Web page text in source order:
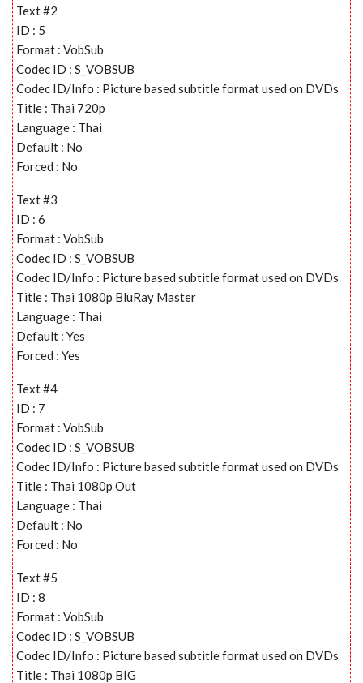
Text #2
ID : 5
Format : VobSub
Codec ID : S_VOBSUB
Codec ID/Info : Picture based subtitle format used on DVDs
Title : Thai 720p
Language : Thai
Default : No
Forced : No
Text #3
ID : 6
Format : VobSub
Codec ID : S_VOBSUB
Codec ID/Info : Picture based subtitle format used on DVDs
Title : Thai 1080p BluRay Master
Language : Thai
Default : Yes
Forced : Yes
Text #4
ID : 7
Format : VobSub
Codec ID : S_VOBSUB
Codec ID/Info : Picture based subtitle format used on DVDs
Title : Thai 1080p Out
Language : Thai
Default : No
Forced : No
Text #5
ID : 8
Format : VobSub
Codec ID : S_VOBSUB
Codec ID/Info : Picture based subtitle format used on DVDs
Title : Thai 1080p BIG